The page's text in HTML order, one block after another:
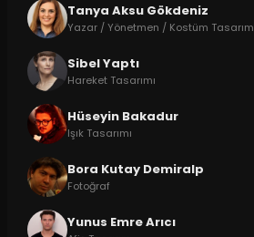
Tanya Aksu Gökdeniz
Yazar / Yönetmen / Kostüm Tasarım
Sibel Yaptı
Hareket Tasarımı
Hüseyin Bakadur
Işık Tasarımı
Bora Kutay Demiralp
Fotoğraf
Yunus Emre Arıcı